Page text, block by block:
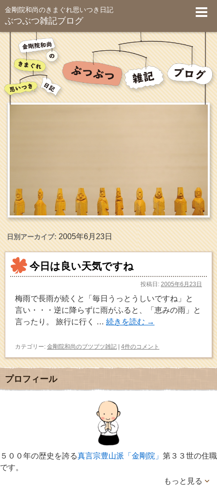
金剛院和尚のきまぐれ思いつき日記
ぶつぶつ雑記ブログ
日別アーカイブ:2005年6月23日
今日は良い天気ですね
投稿日: 2005年6月23日
梅雨で長雨が続くと「毎日うっとうしいですね」と
言い・・・逆に降らずに雨がふると、「恵みの雨」と
言ったり。 旅行に行く … 続きを読む →
カテゴリー: 金剛院和尚のブツブツ雑記 | 4件のコメント
プロフィール
５００年の歴史を誇る真言宗豊山派「金剛院」 第３３世の住職
です。
もっと見る